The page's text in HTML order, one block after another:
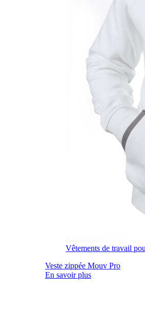
Vêtements de travail
Veste zippée Mouv Pro
En savoir plus